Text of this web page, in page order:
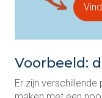
Voorbeeld:
Er zijn